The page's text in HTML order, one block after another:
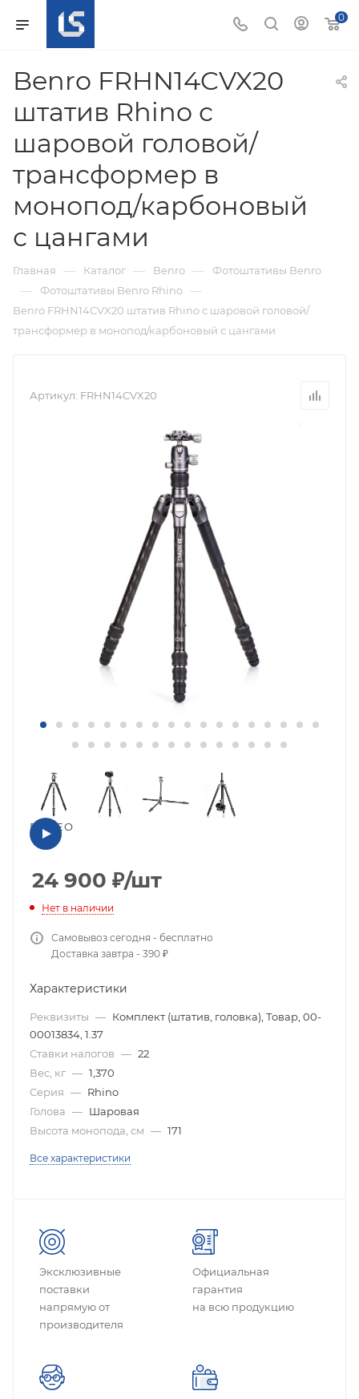
0
Benro FRHN14CVX20
штатив Rhino с
шаровой головой/
трансформер в
монопод/карбоновый
с цангами
Главная — Каталог — Benro — Фотоштативы Benro
— Фотоштативы Benro Rhino —
Benro FRHN14CVX20 штатив Rhino с шаровой головой/
трансформер в монопод/карбоновый с цангами
Артикул: FRHN14CVX20
ВИДЕО
24 900 ₽/шт
Нет в наличии
Самовывоз сегодня - бесплатно
Доставка завтра - 390 ₽
Характеристики
Реквизиты — Комплект (штатив, головка), Товар, 00-
00013834, 1.37
Ставки налогов — 22
Вес, кг — 1,370
Серия — Rhino
Голова — Шаровая
Высота монопода, см — 171
Все характеристики
Эксклюзивные
поставки
напрямую от
производителя
Официальная
гарантия
на всю продукцию